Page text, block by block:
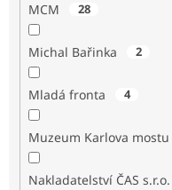
MCM 28
Michal Bařinka 2
Mladá fronta 4
Muzeum Karlova mostu
Nakladatelství ČAS s.r.o.